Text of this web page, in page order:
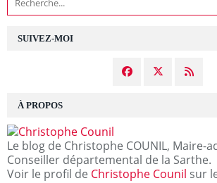
SUIVEZ-MOI
À PROPOS
Le blog de Christophe COUNIL, Maire-
Conseiller départemental de la Sarthe.
Voir le profil de Christophe Counil sur